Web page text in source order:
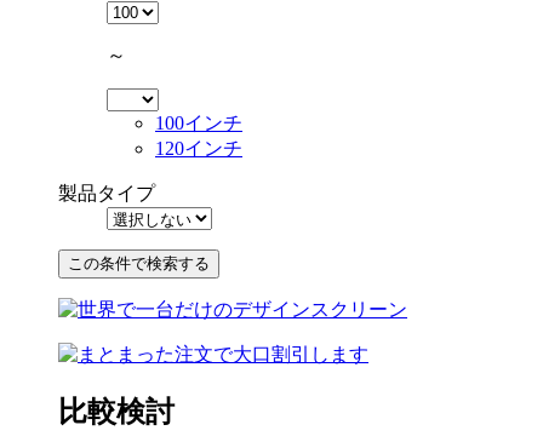
～
100インチ
120インチ
製品タイプ
比較検討